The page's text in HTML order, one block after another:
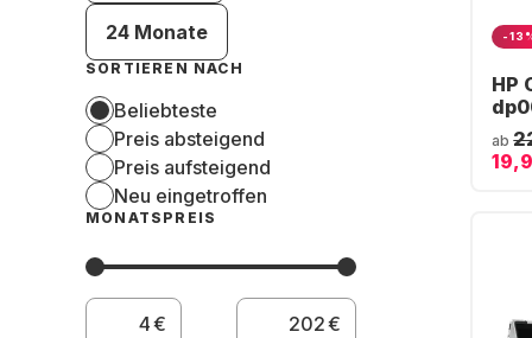
24 Monate
SORTIEREN NACH
Beliebteste
Preis absteigend
Preis aufsteigend
Neu eingetroffen
MONATSPREIS
€ €
-
HP
16
ab